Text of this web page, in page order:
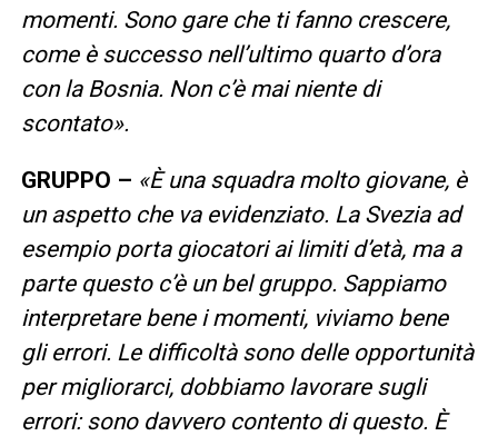
momenti. Sono gare che ti fanno crescere,
come è successo nell’ultimo quarto d’ora
con la Bosnia. Non c’è mai niente di
scontato».
GRUPPO – «È una squadra molto giovane, è
un aspetto che va evidenziato. La Svezia ad
esempio porta giocatori ai limiti d’età, ma a
parte questo c’è un bel gruppo. Sappiamo
interpretare bene i momenti, viviamo bene
gli errori. Le difficoltà sono delle opportunità
per migliorarci, dobbiamo lavorare sugli
errori: sono davvero contento di questo. È